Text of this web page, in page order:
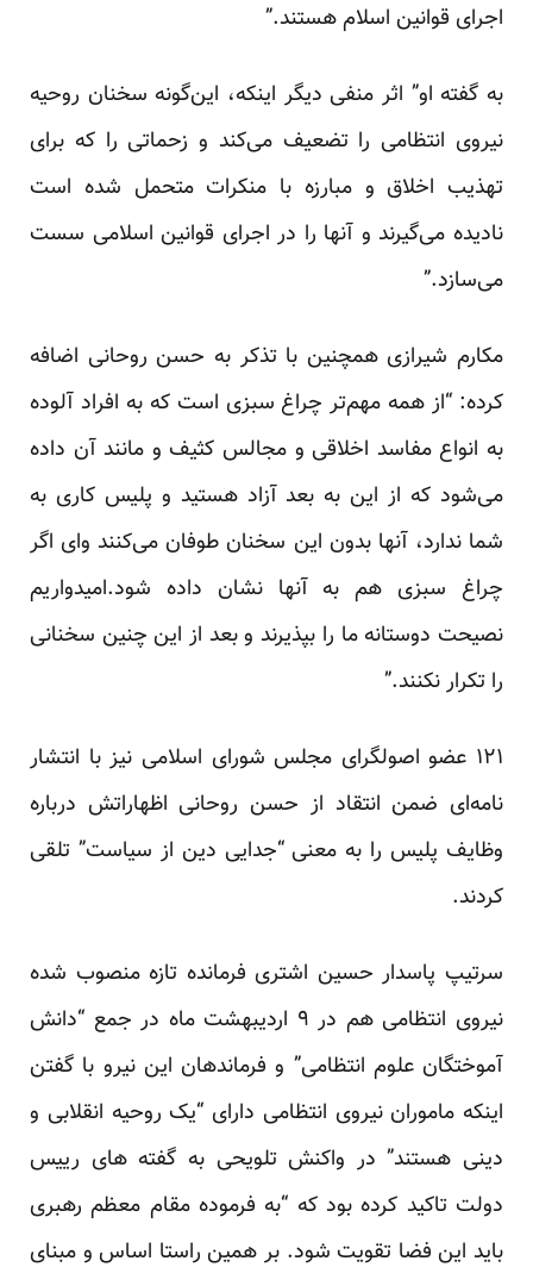
اجرای قوانین اسلام هستند.”
به گفته او” اثر منفی دیگر اینکه، این‌گونه سخنان روحیه
نیروی انتظامی را تضعیف می‌کند و زحماتی را که برای
تهذیب اخلاق و مبارزه با منکرات متحمل شده است
نادیده می‌گیرند و آنها را در اجرای قوانین اسلامی سست
می‌سازد.”
مکارم شیرازی همچنین با تذکر به حسن روحانی اضافه
کرده: “از همه مهم‌تر چراغ سبزی است که به افراد آلوده
به انواع مفاسد اخلاقی و مجالس کثیف و مانند آن داده
می‌شود که از این به بعد آزاد هستید و پلیس کاری به
شما ندارد، آنها بدون این سخنان طوفان می‌کنند وای اگر
چراغ سبزی هم به آنها نشان داده شود.امیدواریم
نصیحت دوستانه ما را بپذیرند و بعد از این چنین سخنانی
را تکرار نکنند.”
۱۲۱ عضو اصولگرای مجلس شورای اسلامی نیز با انتشار
نامه‌ای ضمن انتقاد از حسن روحانی اظهاراتش درباره
وظایف پلیس را به معنی “جدایی دین از سیاست” تلقی
کردند.
سرتیپ پاسدار حسین اشتری فرمانده تازه منصوب شده
نیروی انتظامی هم در ۹ اردیبهشت ماه در جمع “دانش
آموختگان علوم انتظامی” و فرماندهان این نیرو با گفتن
اینکه ماموران نیروی انتظامی دارای “یک روحیه انقلابی و
دینی هستند” در واکنش تلویحی به گفته های رییس
دولت تاکید کرده بود که “به فرموده مقام معظم رهبری
باید این فضا تقویت شود. بر همین راستا اساس و مبنای